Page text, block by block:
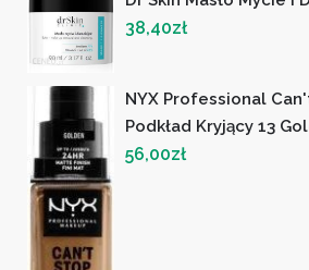
38,40zł
NYX Professional
Podkład Kryjący 13
56,00zł